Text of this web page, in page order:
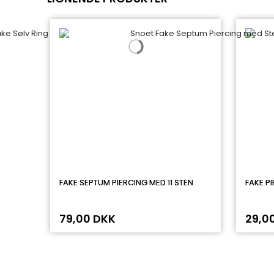
FAKE SEPTUM PIERCING MED 11 STEN
79,00 DKK
FAKE